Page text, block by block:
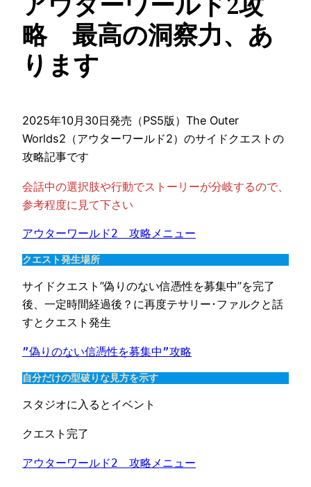
略 最高の洞察力、あ
ります
2025年10月30日発売（PS5版）The Outer
Worlds2（アウターワールド2）のサイドクエストの
攻略記事です
会話中の選択肢や行動でストーリーが分岐するので、
参考程度に見て下さい
アウターワールド2　攻略メニュー
クエスト発生場所
サイドクエスト”偽りのない信憑性を募集中”を完了
後、一定時間経過後？に再度テサリー･ファルクと話
すとクエスト発生
”偽りのない信憑性を募集中”攻略
自分だけの型破りな見方を示す
スタジオに入るとイベント
クエスト完了
アウターワールド2　攻略メニュー